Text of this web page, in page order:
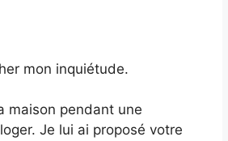
mon inquiétude.
maison pendant une
Je lui ai proposé votre